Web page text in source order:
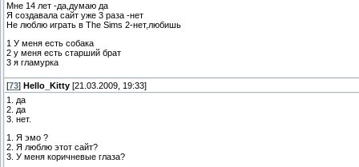
Мне 14 лет -да,думаю да
Я создавала сайт уже 3 раза -нет
Не люблю играть в The Sims 2-нет,любишь
1 У меня есть собака
2 у меня есть старший брат
3 я гламурка
[73] Hello_Kitty [21.03.2009, 19:33]
1. да
2. да
3. нет.
1. Я эмо ?
2. Я люблю этот сайт?
3. У меня коричневые глаза?